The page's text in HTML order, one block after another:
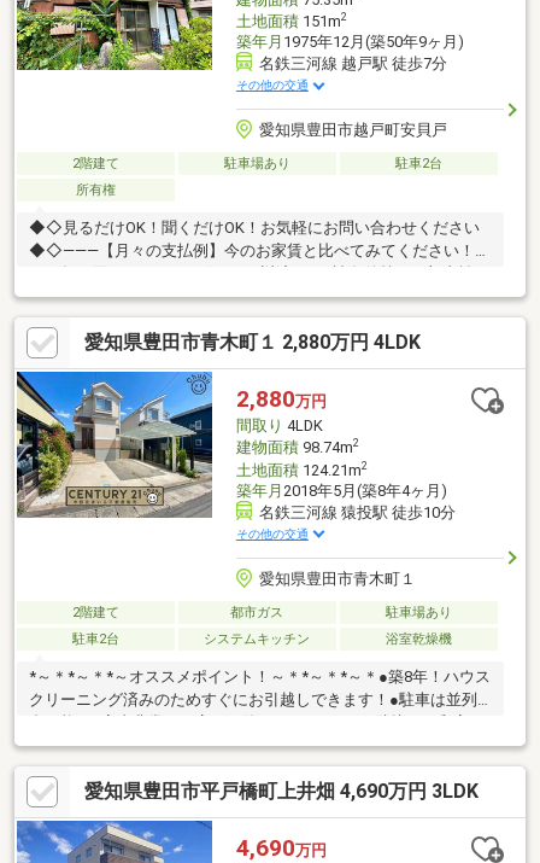
土地面積151m2
築年月 1975年12月(築50年9ヶ月)
名鉄三河線 越戸駅 徒歩7分
その他の交通
愛知県豊田市越戸町安貝戸
2階建て 駐車場あり
駐車2台
所有権
◆◇見るだけOK！聞くだけOK！お気軽にお問い合わせください
◆◇―――【月々の支払例】今のお家賃と比べてみてください！毎
例に記載―――【2026年8月リフォーム施工予定】【内装】白蟻工
房除工事、ハウスクリーニング■□ご希望の住まい探しをお手伝い
します□■物件の詳細、ご相談はお気軽にお問い合わせください。
≪ 0120-63-3335≫
愛知県豊田市青木町１ 2,880万円 4LDK
2,880万円
間取り 4LDK
建物面積98.74m2
土地面積124.21m2
築年月 2018年5月(築8年4ヶ月)
名鉄三河線 猿投駅 徒歩10分
その他の交通
愛知県豊田市青木町１
2階建て 都市ガス
駐車場あり
駐車2台
システムキッチン 浴室乾燥機
*～＊*～＊*～オススメポイント！～＊*～＊*～＊●築8年！ハウス
クリーニング済みのためすぐにお引越しできます！●駐車は並列2
キッズスペースや来客時にも便利です！●各居室収納付き！【周
辺環境】■名鉄三河線『猿投』駅まで徒歩約10分と通勤・通学に
便利な立地！■スーパーやドラッグストアも近く生活に便利な環
境です！お気軽にお問合わせください！
愛知県豊田市平戸橋町上井畑 4,690万円 3LDK
4,690万円